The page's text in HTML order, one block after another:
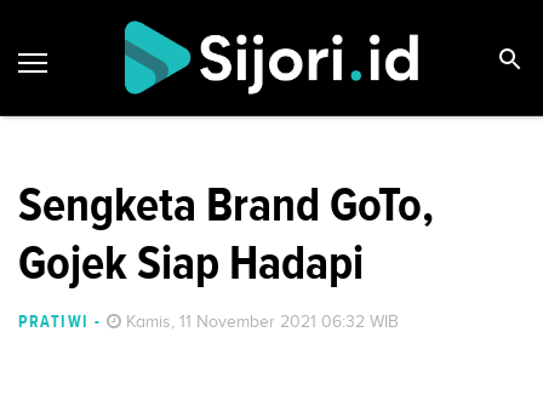
Sengketa Brand GoTo,
Gojek Siap Hadapi
PRATIWI - Kamis, 11 November 2021 06:32 WIB